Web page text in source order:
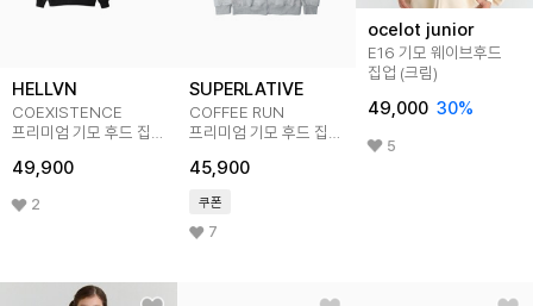
HELLVN
COEXISTENCE
프리미엄 기모 후드 집업
49,900
2
SUPERLATIVE
COFFEE RUN
프리미엄 기모 후드 집업
45,900
쿠폰
7
ocelot junior
E16 기모 웨이브후드
집업 (크림)
49,000 30%
5